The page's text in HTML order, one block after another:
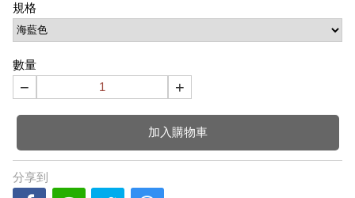
規格
數量
− +
加入購物車
分享到